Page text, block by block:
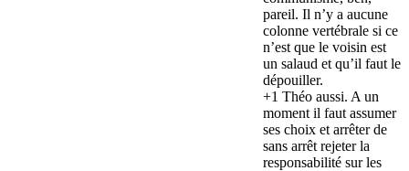
pareil. Il n’y a aucune
colonne vertébrale si ce
n’est que le voisin est
un salaud et qu’il faut le
dépouiller.
+1 Théo aussi. A un
moment il faut assumer
ses choix et arrêter de
sans arrêt rejeter la
responsabilité sur les